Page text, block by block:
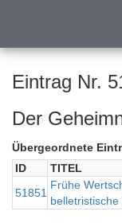
Eintrag Nr.
Der
Übergeordnete
ID
TITEL
51851
Frühe
belletristische